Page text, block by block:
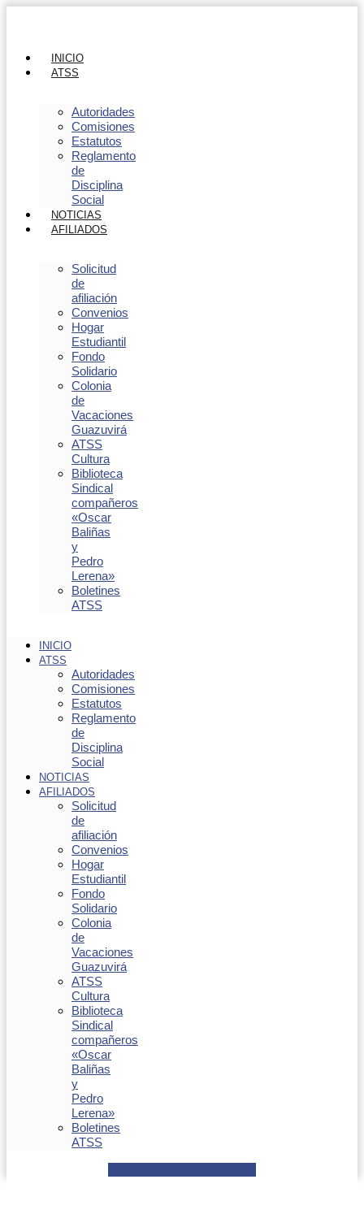
INICIO
ATSS
Autoridades
Comisiones
Estatutos
Reglamento
de
Disciplina
Social
NOTICIAS
AFILIADOS
Solicitud
de
afiliación
Convenios
Hogar
Estudiantil
Fondo
Solidario
Colonia
de
Vacaciones
Guazuvirá
ATSS
Cultura
Biblioteca
Sindical
compañeros
«Oscar
Baliñas
y
Pedro
Lerena»
Boletines
ATSS
INICIO
ATSS
Autoridades
Comisiones
Estatutos
Reglamento
de
Disciplina
Social
NOTICIAS
AFILIADOS
Solicitud
de
afiliación
Convenios
Hogar
Estudiantil
Fondo
Solidario
Colonia
de
Vacaciones
Guazuvirá
ATSS
Cultura
Biblioteca
Sindical
compañeros
«Oscar
Baliñas
y
Pedro
Lerena»
Boletines
ATSS